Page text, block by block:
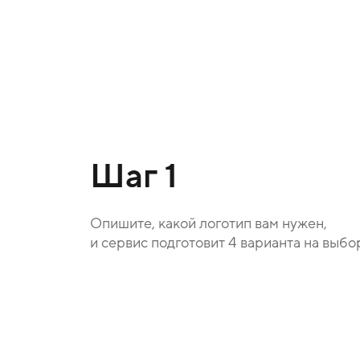
Шаг 1
Опишите, какой логотип вам нужен,
и сервис подготовит 4 варианта на